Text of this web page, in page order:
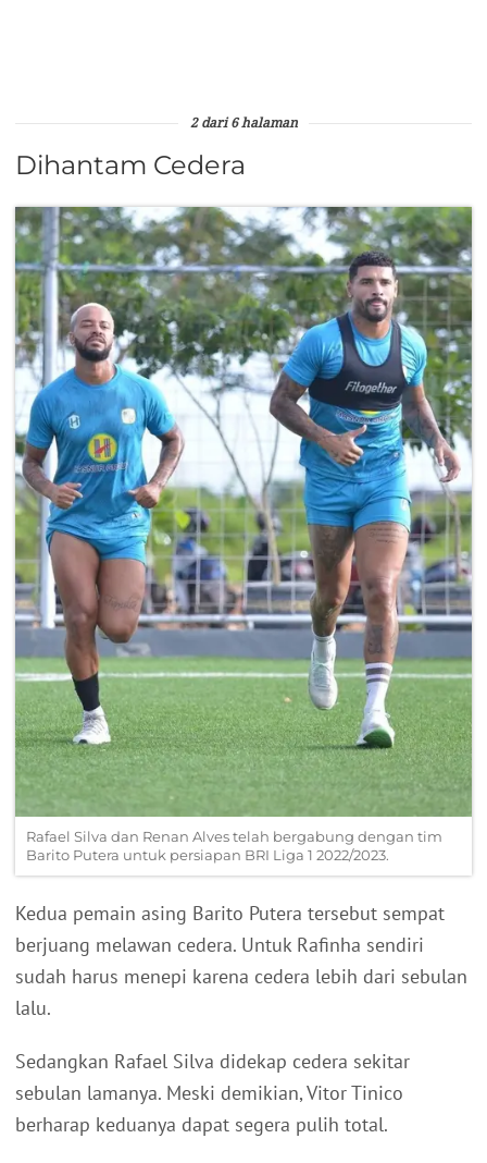
2 dari 6 halaman
Dihantam Cedera
Rafael Silva dan Renan Alves telah bergabung dengan tim
Barito Putera untuk persiapan BRI Liga 1 2022/2023.
Kedua pemain asing Barito Putera tersebut sempat
berjuang melawan cedera. Untuk Rafinha sendiri
sudah harus menepi karena cedera lebih dari sebulan
lalu.
Sedangkan Rafael Silva didekap cedera sekitar
sebulan lamanya. Meski demikian, Vitor Tinico
berharap keduanya dapat segera pulih total.